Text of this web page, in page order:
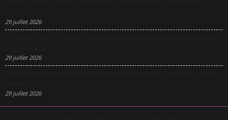
29 juillet 2026
29 juillet 2026
29 juillet 2026